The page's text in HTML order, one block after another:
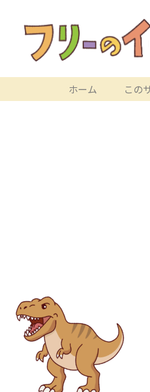
ホーム この